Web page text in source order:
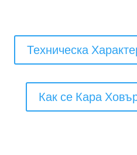
Техническа
Как се Кара